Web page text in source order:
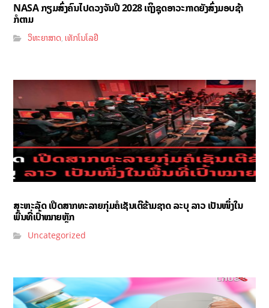
NASA ກຽມສົ່ງຄົນໄປດວງຈັນປີ 2028 ເຖິງຊຸດອາວະກາດຍັງສົ່ງມອບຊ້າ
ກໍຕາມ
ວິທະຍາສາດ,ເທັກໂນໂລຢີ
ສະຫະລັດ ເປີດສາກທະລາຍກຸ່ມຄໍເຊັນເຕີຂ້າມຊາດ ລະບຸ ລາວ ເປັນໜຶ່ງໃນ
ພື້ນທີ່ເປົ້າໝາຍຫຼັກ
Uncategorized